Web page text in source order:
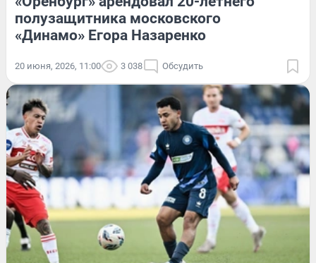
полузащитника московского
«Динамо» Егора Назаренко
20 июня, 2026, 11:00 3 038 Обсудить